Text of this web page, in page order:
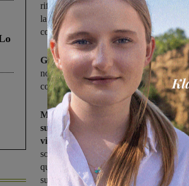
rifugiati i genitori adottivi. A chiedere
la madre e il padre terrorizzati
contro di loro.
Giunti sul posto i carabinieri hanno
nonostante la loro presenza ha
coppia. Una volta portati tutti in
Marito e moglie adottano il figlio da
suo 18esimo anno lo allontanano a
violenti e vessatori.Questo scatena le
soprattutto nell'ultimo anno, sfociano
quotidianamente il giovane si reca
suona insistentemente il campanello, li